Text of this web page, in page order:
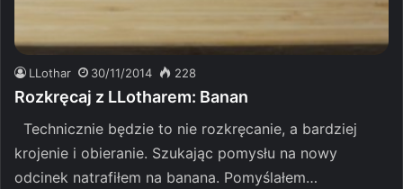
LLothar 30/11/2014 228
Rozkręcaj z LLotharem: Banan
Technicznie będzie to nie rozkręcanie, a bardziej
krojenie i obieranie. Szukając pomysłu na nowy
odcinek natrafiłem na banana. Pomyślałem…